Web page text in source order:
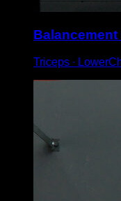
Triceps ∙